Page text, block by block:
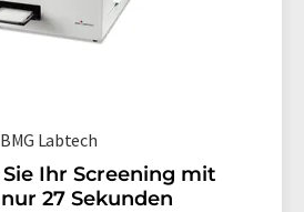
Labtech
Ihr Screening mit
27 Sekunden